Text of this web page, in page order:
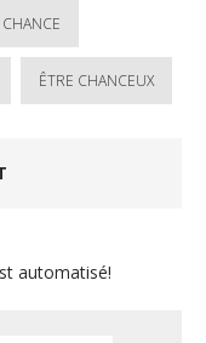
CHANCE
ÊTRE CHANCEUX
automatisé!